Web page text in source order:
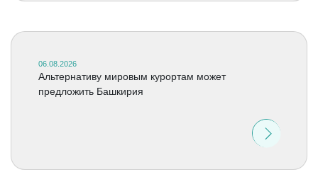
06.08.2026
Альтернативу мировым курортам может
предложить Башкирия